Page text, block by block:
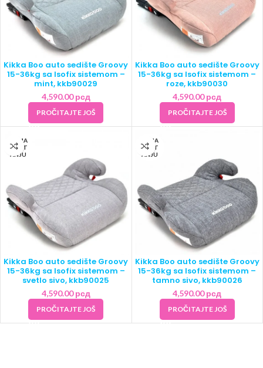
Kikka Boo auto sedište Groovy
15-36kg sa Isofix sistemom –
mint, kkb90029
4,590.00рсд
PROČITAJTE JOŠ
Kikka Boo auto sedište Groovy
15-36kg sa Isofix sistemom –
roze, kkb90030
4,590.00рсд
PROČITAJTE JOŠ
NEMA
NA ST
ANJU
Kikka Boo auto sedište Groovy
15-36kg sa Isofix sistemom –
svetlo sivo, kkb90025
4,590.00рсд
PROČITAJTE JOŠ
NEMA
NA ST
ANJU
Kikka Boo auto sedište Groovy
15-36kg sa Isofix sistemom –
tamno sivo, kkb90026
4,590.00рсд
PROČITAJTE JOŠ